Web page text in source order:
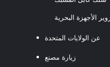
الأجهزة البحرية
عن الولايات المتحدة
زيارة مصنع